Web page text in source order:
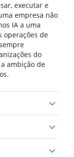
executar e
empresa não
IA a uma
operações de
do
ambição de